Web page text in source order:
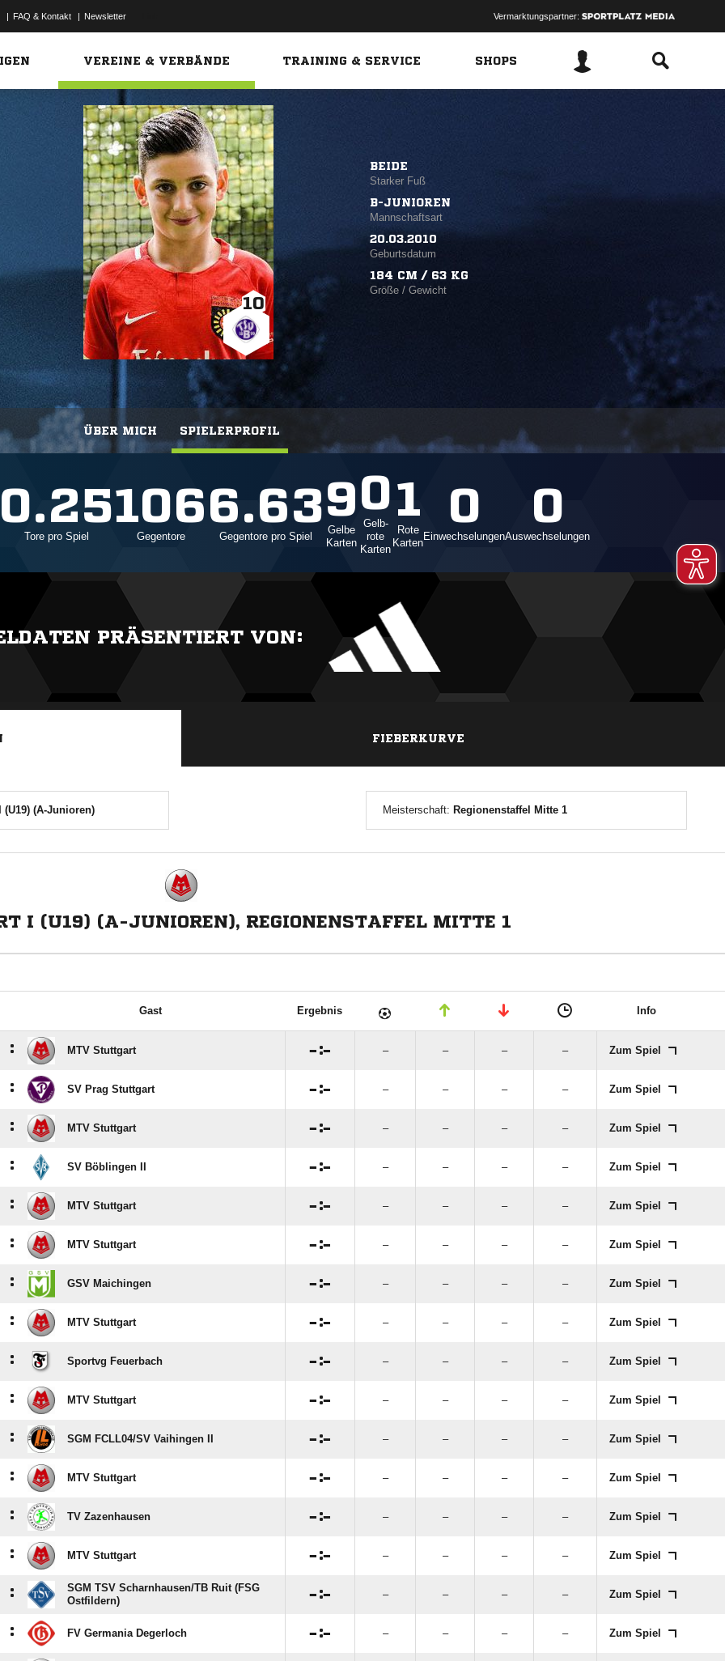
| FAQ & Kontakt | Newsletter Vermarktungspartner:
VEREINE & VERBÄNDE TRAINING & SERVICE SHOPS
ÜBER MICH SPIELERPROFIL
10
BEIDE
Starker Fuß
B-JUNIOREN
Mannschaftsart
20.03.2010
Geburtsdatum
184 CM / 63 KG
Größe / Gewicht
Tore pro Spiel
106
Gegentore
6.63
Gegentore pro Spiel
9
Gelbe
Karten
0
Gelb-
rote
Karten
1
Rote
Karten
0
Einwechselungen
0
Auswechselungen
PRÄSENTIERT VON:
FIEBERKURVE
(U19) (A-Junioren) Meisterschaft: Regionenstaffel Mitte 1
I (U19) (A-JUNIOREN), REGIONENSTAFFEL MITTE 1
Gast Ergebnis Info
: MTV Stuttgart : – – – – Zum Spiel
: SV Prag Stuttgart : – – – – Zum Spiel
: MTV Stuttgart : – – – – Zum Spiel
: SV Böblingen II : – – – – Zum Spiel
: MTV Stuttgart : – – – – Zum Spiel
: MTV Stuttgart : – – – – Zum Spiel
: GSV Maichingen : – – – – Zum Spiel
: MTV Stuttgart : – – – – Zum Spiel
: Sportvg Feuerbach : – – – – Zum Spiel
: MTV Stuttgart : – – – – Zum Spiel
: SGM FCLL04/​SV Vaihingen II : – – – – Zum Spiel
: MTV Stuttgart : – – – – Zum Spiel
: TV Zazenhausen : – – – – Zum Spiel
: MTV Stuttgart : – – – – Zum Spiel
:
SGM TSV Scharnhausen/​TB Ruit (FSG
Ostfildern)
: – – – – Zum Spiel
: FV Germania Degerloch : – – – – Zum Spiel